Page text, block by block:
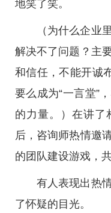
地笑了笑。
（为什么企业
解决不了问题？主
和信任，不能开诚
要么成为“一言堂”
的力量。）在讲了
后，咨询师热情邀
的团队建设游戏，
有人表现出热
了怀疑的目光。